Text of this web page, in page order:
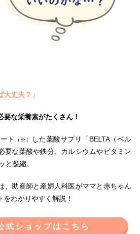
大丈夫？」
要な栄養素がたくさん！
ト （※）
した葉酸サプリ「BELTA（ベル
要な葉酸や鉄分、カルシウムやビタミン
と凝縮。
、助産師と産婦人科医がママと赤ちゃん
わかりやすく解説！
式ショップはこちら